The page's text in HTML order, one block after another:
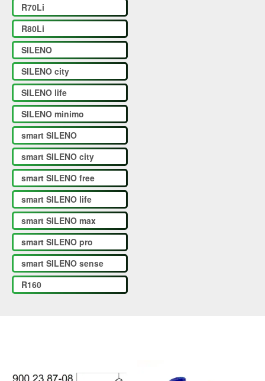
R70Li
R80Li
SILENO
SILENO city
SILENO life
SILENO minimo
smart SILENO
smart SILENO city
smart SILENO free
smart SILENO life
smart SILENO max
smart SILENO pro
smart SILENO sense
R160